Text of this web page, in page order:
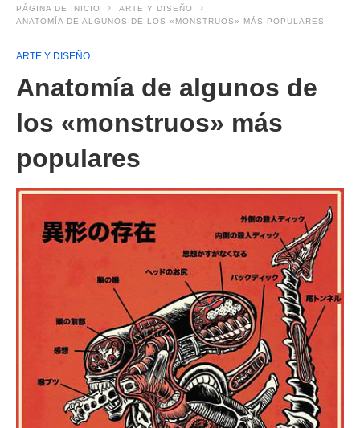
PÁGINA DE INICIO
ARTE Y DISEÑO
ANATOMÍA DE ALGUNOS DE LOS «MONSTRUOS» MÁS POPULARES
ARTE Y DISEÑO
Anatomía de algunos de
los «monstruos» más
populares